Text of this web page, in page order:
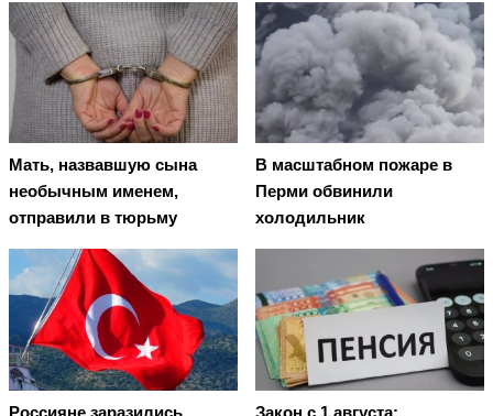
Мать, назвавшую сына
необычным именем,
отправили в тюрьму
В масштабном пожаре в
Перми обвинили
холодильник
Россияне заразились
Закон с 1 августа: